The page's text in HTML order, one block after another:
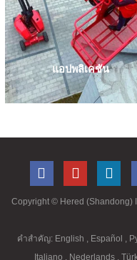
แอปพลิเคชัน
ลักษณะของสถานที่ทำงานช่วย
แนะนำ
Copyright © Hered (Shandong)
คำสำคัญ: English , Español ,
Italiano , Nederlands ,